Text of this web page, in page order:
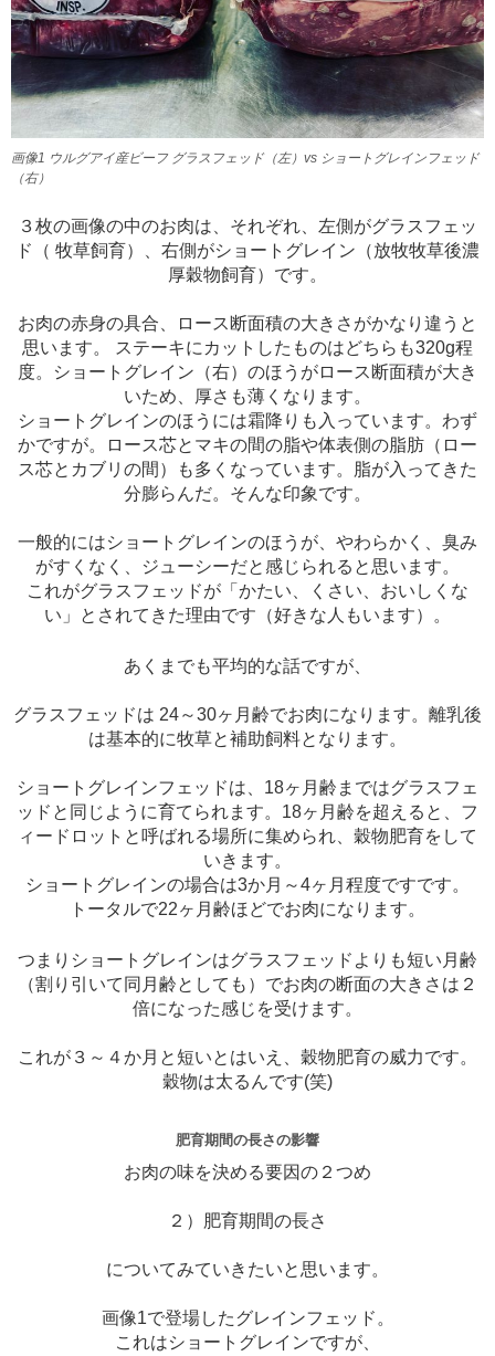
画像1 ウルグアイ産ビーフ グラスフェッド（左）vs ショートグレインフェッド
（右）
３枚の画像の中のお肉は、それぞれ、左側がグラスフェッ
ド（ 牧草飼育）、右側がショートグレイン（放牧牧草後濃
厚穀物飼育）です。
お肉の赤身の具合、ロース断面積の大きさがかなり違うと
思います。 ステーキにカットしたものはどちらも320g程
度。ショートグレイン（右）のほうがロース断面積が大き
いため、厚さも薄くなります。
ショートグレインのほうには霜降りも入っています。わず
かですが。ロース芯とマキの間の脂や体表側の脂肪（ロー
ス芯とカブリの間）も多くなっています。脂が入ってきた
分膨らんだ。そんな印象です。
一般的にはショートグレインのほうが、やわらかく、臭み
がすくなく、ジューシーだと感じられると思います。
これがグラスフェッドが「かたい、くさい、おいしくな
い」とされてきた理由です（好きな人もいます）。
あくまでも平均的な話ですが、
グラスフェッドは 24～30ヶ月齢でお肉になります。離乳後
は基本的に牧草と補助飼料となります。
ショートグレインフェッドは、18ヶ月齢まではグラスフェ
ッドと同じように育てられます。18ヶ月齢を超えると、フ
ィードロットと呼ばれる場所に集められ、穀物肥育をして
いきます。
ショートグレインの場合は3か月～4ヶ月程度ですです。
トータルで22ヶ月齢ほどでお肉になります。
つまりショートグレインはグラスフェッドよりも短い月齢
（割り引いて同月齢としても）でお肉の断面の大きさは２
倍になった感じを受けます。
これが３～４か月と短いとはいえ、穀物肥育の威力です。
穀物は太るんです(笑)
肥育期間の長さの影響
お肉の味を決める要因の２つめ
２）肥育期間の長さ
についてみていきたいと思います。
画像1で登場したグレインフェッド。
これはショートグレインですが、